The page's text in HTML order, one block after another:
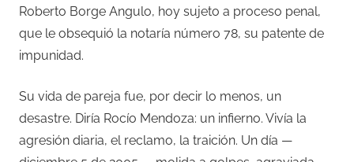
Roberto Borge Angulo, hoy sujeto a proceso penal,
que le obsequió la notaría número 78, su patente de
impunidad.
Su vida de pareja fue, por decir lo menos, un
desastre. Diría Rocío Mendoza: un infierno. Vivía la
agresión diaria, el reclamo, la traición. Un día —